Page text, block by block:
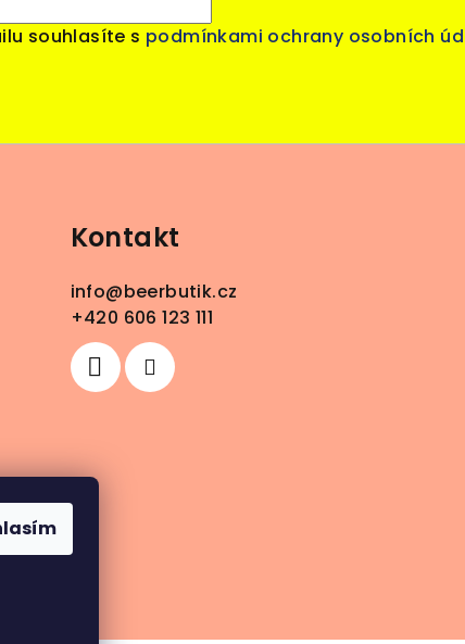
souhlasíte s podmínkami ochrany osobních
Kontakt
info@beerbutik.cz
+420 606 123 111